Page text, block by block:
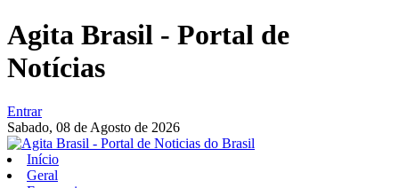
Agita Brasil - Portal de
Notícias
Entrar
Sabado, 08 de Agosto de 2026
Início
Geral